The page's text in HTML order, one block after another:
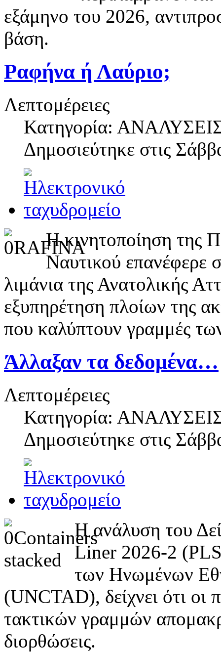
εξάμηνο του 2026,
βάση.
Ραφήνα ή Λαύριο;
Λεπτομέρειες
Κατηγορία:
Δημοσιεύτηκε στις
Η κινητοποίηση της
Ναυτικού επανέφερε
λιμάνια της Ανατολικής
εξυπηρέτηση πλοίων της
που καλύπτουν γραμμές
Άλλαξαν τα δεδομένα…
Λεπτομέρειες
Κατηγορία:
Δημοσιεύτηκε στις
Η ανάλυση του
Liner 2026-2
των Ηνωμένων
(UNCTAD), δείχνει ότι οι
τακτικών γραμμών
διορθώσεις.